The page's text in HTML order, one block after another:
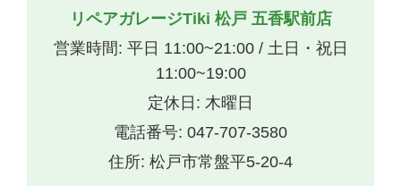
リペアガレージTiki 松戸 五香駅前店
営業時間: 平日 11:00~21:00 / 土日・祝日
11:00~19:00
定休日: 木曜日
電話番号: 047-707-3580
住所: 松戸市常盤平5-20-4